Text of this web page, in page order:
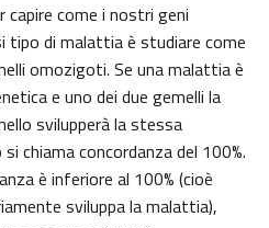
capire come i nostri geni
tipo di malattia è studiare come
omozigoti. Se una malattia è
e uno dei due gemelli la
svilupperà la stessa
chiama concordanza del 100%.
è inferiore al 100% (cioè
sviluppa la malattia),